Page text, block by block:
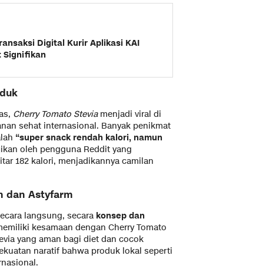
Digital Kurir Aplikasi KAI
Signifikan
Cherry Tomato Steviamenjadi viral di
sehat internasional. Banyak penikmat
“super snack rendah kalori, namun
oleh pengguna Reddit yang
182 kalori, menjadikannya camilan
dan Astyfarm
langsung, secara konsep dan
kesamaan dengan Cherry Tomato
yang aman bagi diet dan cocok
naratif bahwa produk lokal seperti